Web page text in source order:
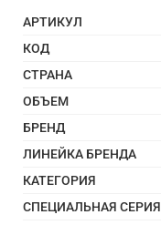
АРТИКУЛ
КОД
СТРАНА
ОБЪЕМ
БРЕНД
ЛИНЕЙКА БРЕНДА
КАТЕГОРИЯ
СПЕЦИАЛЬНАЯ СЕРИЯ